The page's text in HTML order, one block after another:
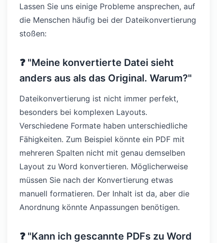
Lassen Sie uns einige Probleme ansprechen, auf
die Menschen häufig bei der Dateikonvertierung
stoßen:
❓ "Meine konvertierte Datei sieht
anders aus als das Original. Warum?"
Dateikonvertierung ist nicht immer perfekt,
besonders bei komplexen Layouts.
Verschiedene Formate haben unterschiedliche
Fähigkeiten. Zum Beispiel könnte ein PDF mit
mehreren Spalten nicht mit genau demselben
Layout zu Word konvertieren. Möglicherweise
müssen Sie nach der Konvertierung etwas
manuell formatieren. Der Inhalt ist da, aber die
Anordnung könnte Anpassungen benötigen.
❓ "Kann ich gescannte PDFs zu Word